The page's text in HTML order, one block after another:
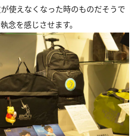
使えなくなった時のものだそうで
念を感じさせます。